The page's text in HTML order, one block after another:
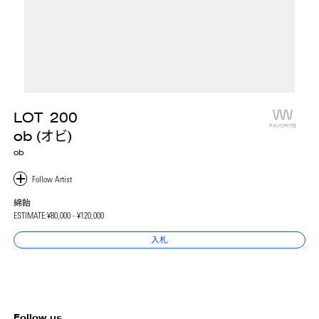
LOT 200
ob (オビ)
ob
FAVORITE
綿飴
ESTIMATE:¥80,000 - ¥120,000
入札